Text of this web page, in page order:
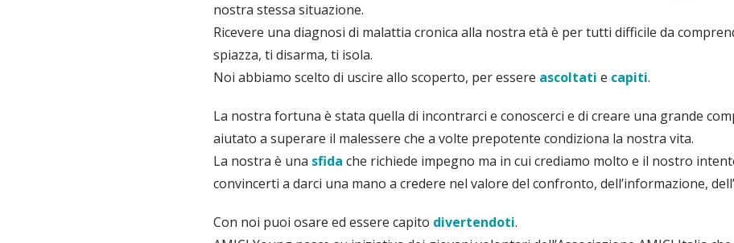
nostra stessa situazione.
Ricevere una diagnosi di malattia cronica alla nostra età è per tutti difficile da
spiazza, ti disarma, ti isola.
Noi abbiamo scelto di uscire allo scoperto, per essere ascoltati e capiti.
La nostra fortuna è stata quella di incontrarci e conoscerci e di creare una grande
aiutato a superare il malessere che a volte prepotente condiziona la nostra vita.
La nostra è una sfida che richiede impegno ma in cui crediamo molto e il nostro
convincerti a darci una mano a credere nel valore del confronto, dell’informazione,
Con noi puoi osare ed essere capito divertendoti.